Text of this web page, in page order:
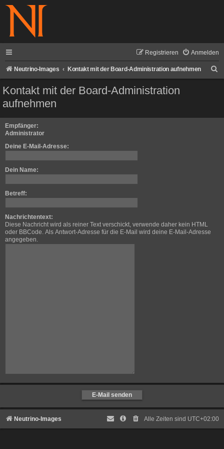
Anmelden
Registrieren
Neutrino-Images Kontakt mit der Board-Administration aufnehmen
Kontakt mit der Board-Administration
aufnehmen
Empfänger:
Administrator
Deine E-Mail-Adresse:
Dein Name:
Betreff:
Nachrichtentext:
Diese Nachricht wird als reiner Text verschickt, verwende daher kein HTML
oder BBCode. Als Antwort-Adresse für die E-Mail wird deine E-Mail-Adresse
angegeben.
Neutrino-Images Alle Zeiten sind UTC+02:00